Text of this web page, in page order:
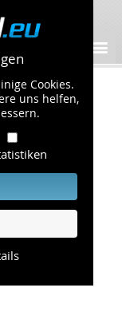
Cookies.
uns helfen,